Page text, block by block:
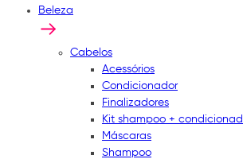
Beleza
Cabelos
Acessórios
Condicionador
Finalizadores
Kit shampoo +
Máscaras
Shampoo